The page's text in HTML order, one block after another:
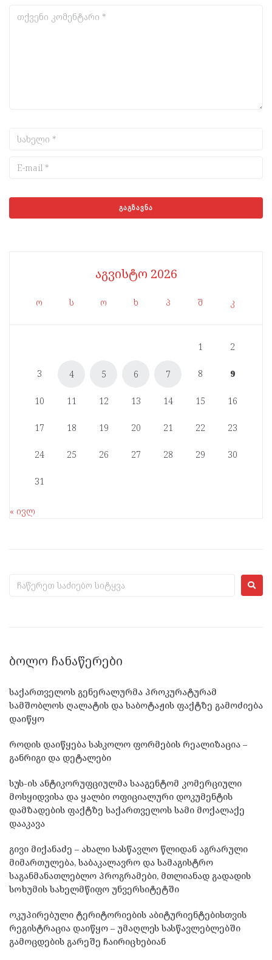
აგვისტო 2026
ო ს ო ხ პ შ კ
1 2
3 4 5 6 7 8 9
10 11 12 13 14 15 16
17 18 19 20 21 22 23
24 25 26 27 28 29 30
31
« ივლ
ᲑᲝᲚᲝ ᲩᲐᲜᲐᲬᲔᲠᲔᲑᲘ
საქართველოს გენერალურმა პროკურატურამ
სამშობლოს ღალატის და საბოტაჟის ფაქტზე გამოძიება
დაიწყო
როდის დაიწყება სასკოლო ფორმების რეალიზაცია –
განრიგი და დეტალები
სუს-ის ანტიკორუფციულმა სააგენტომ კომერციული
მოსყიდვისა და ყალბი ოფიციალური დოკუმენტის
დამზადების ფაქტზე საქართველოს სამი მოქალაქე
დააკავა
გივი მიქანაძე – ახალი სასწავლო წლიდან აგრარული
მიმართულება, საბაკალავრო და სამაგისტრო
საგანმანათლებლო პროგრამები, მთლიანად გადადის
სოხუმის სახელმწიფო უნვერსიტეტში
ოკუპირებული ტერიტორიების აბიტურიენტებისთვის
რეგისტრაცია დაიწყო – უმაღლეს სასწავლებლებში
გამოცდების გარეშე ჩაირიცხებიან